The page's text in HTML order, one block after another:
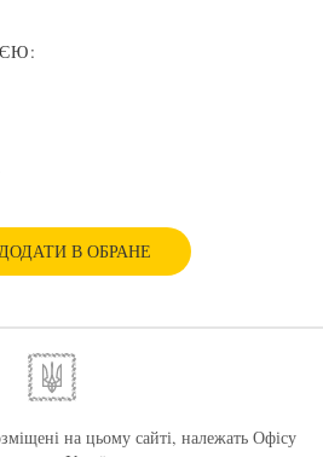
В ОБРАНЕ
на цьому сайті, належать Офісу